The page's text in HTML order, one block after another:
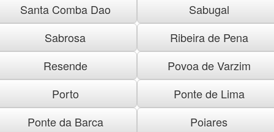
Santa Comba Dao
Sabugal
Sabrosa
Ribeira de Pena
Resende
Povoa de Varzim
Porto
Ponte de Lima
Ponte da Barca
Poiares